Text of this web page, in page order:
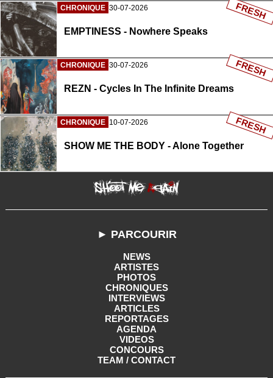
CHRONIQUE 30-07-2026
EMPTINESS - Nowhere Speaks
FRESH
CHRONIQUE 30-07-2026
REZN - Cycles In The Infinite Dreams
FRESH
CHRONIQUE 10-07-2026
SHOW ME THE BODY - Alone Together
FRESH
► PARCOURIR
NEWS
ARTISTES
PHOTOS
CHRONIQUES
INTERVIEWS
ARTICLES
REPORTAGES
AGENDA
VIDEOS
CONCOURS
TEAM / CONTACT